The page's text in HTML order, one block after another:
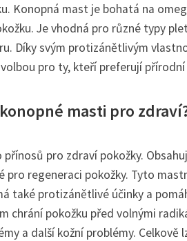
Konopná mast je bohatá na
Je vhodná pro různé typy
Díky svým protizánětlivým
pro ty, kteří preferují přírodní
masti pro
pro zdraví pokožky.
pro regeneraci pokožky. Tyto
také protizánětlivé účinky a
chrání pokožku před volnými
a další kožní problémy.